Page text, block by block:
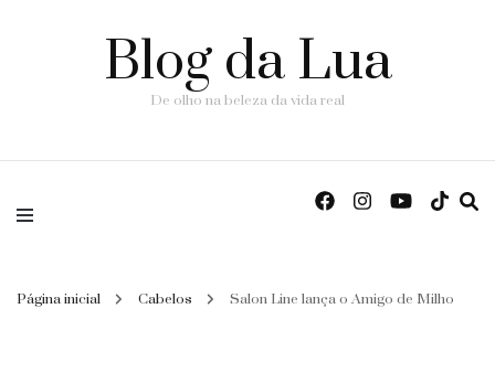
Blog da Lua
De olho na beleza da vida real
Página inicial Cabelos Salon Line lança o Amigo de Milho